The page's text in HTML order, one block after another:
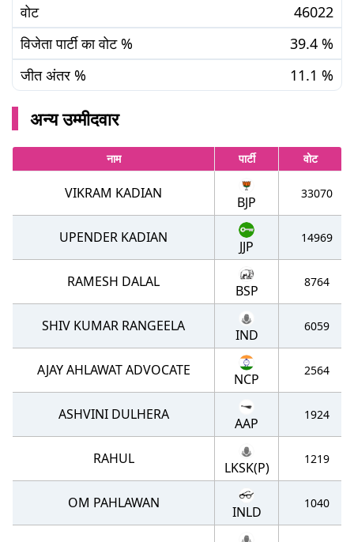
वोट
46022
विजेता पार्टी का वोट %
39.4 %
जीत अंतर %
11.1 %
अन्य उम्मीदवार
नाम पार्टी वोट
VIKRAM KADIAN
BJP
33070
UPENDER KADIAN
JJP
14969
RAMESH DALAL
BSP
8764
SHIV KUMAR RANGEELA
IND
6059
AJAY AHLAWAT ADVOCATE
NCP
2564
ASHVINI DULHERA
AAP
1924
RAHUL
LKSK(P)
1219
OM PAHLAWAN
INLD
1040